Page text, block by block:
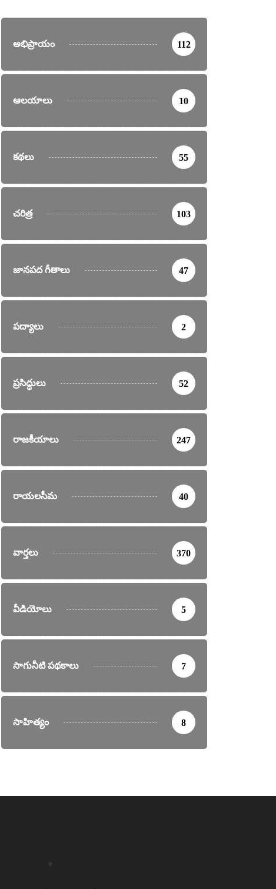
అభిప్రాయం 112
ఆలయాలు 10
కథలు 55
చరిత్ర 103
జానపద గీతాలు 47
పద్యాలు 2
ప్రసిద్ధులు 52
రాజకీయాలు 247
రాయలసీమ 40
వార్తలు 370
వీడియోలు 5
సాగునీటి పథకాలు 7
సాహిత్యం 8